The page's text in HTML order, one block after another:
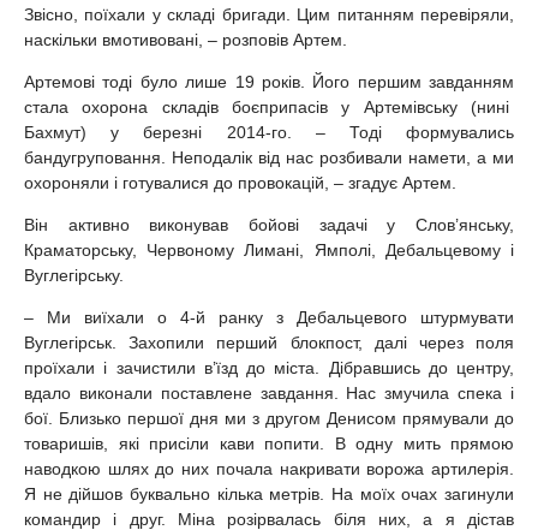
Звісно, поїхали у складі бригади. Цим питанням перевіряли,
наскільки вмотивовані, – розповів Артем.
Артемові тоді було лише 19 років. Його першим завданням
стала охорона складів боєприпасів у Артемівську (нині
Бахмут) у березні 2014-го. – Тоді формувались
бандугруповання. Неподалік від нас розбивали намети, а ми
охороняли і готувалися до провокацій, – згадує Артем.
Він активно виконував бойові задачі у Слов’янську,
Краматорську, Червоному Лимані, Ямполі, Дебальцевому і
Вуглегірську.
– Ми виїхали о 4-й ранку з Дебальцевого штурмувати
Вуглегірськ. Захопили перший блокпост, далі через поля
проїхали і зачистили в’їзд до міста. Дібравшись до центру,
вдало виконали поставлене завдання. Нас змучила спека і
бої. Близько першої дня ми з другом Денисом прямували до
товаришів, які присіли кави попити. В одну мить прямою
наводкою шлях до них почала накривати ворожа артилерія.
Я не дійшов буквально кілька метрів. На моїх очах загинули
командир і друг. Міна розірвалась біля них, а я дістав